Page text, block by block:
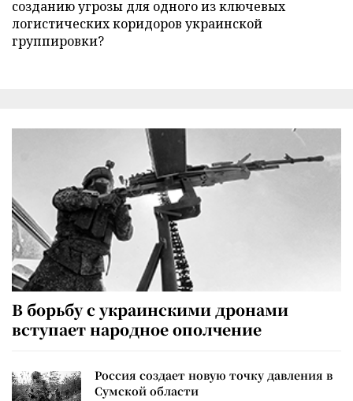
созданию угрозы для одного из ключевых
логистических коридоров украинской
группировки?
В борьбу с украинскими дронами
вступает народное ополчение
Россия создает новую точку давления в
Сумской области